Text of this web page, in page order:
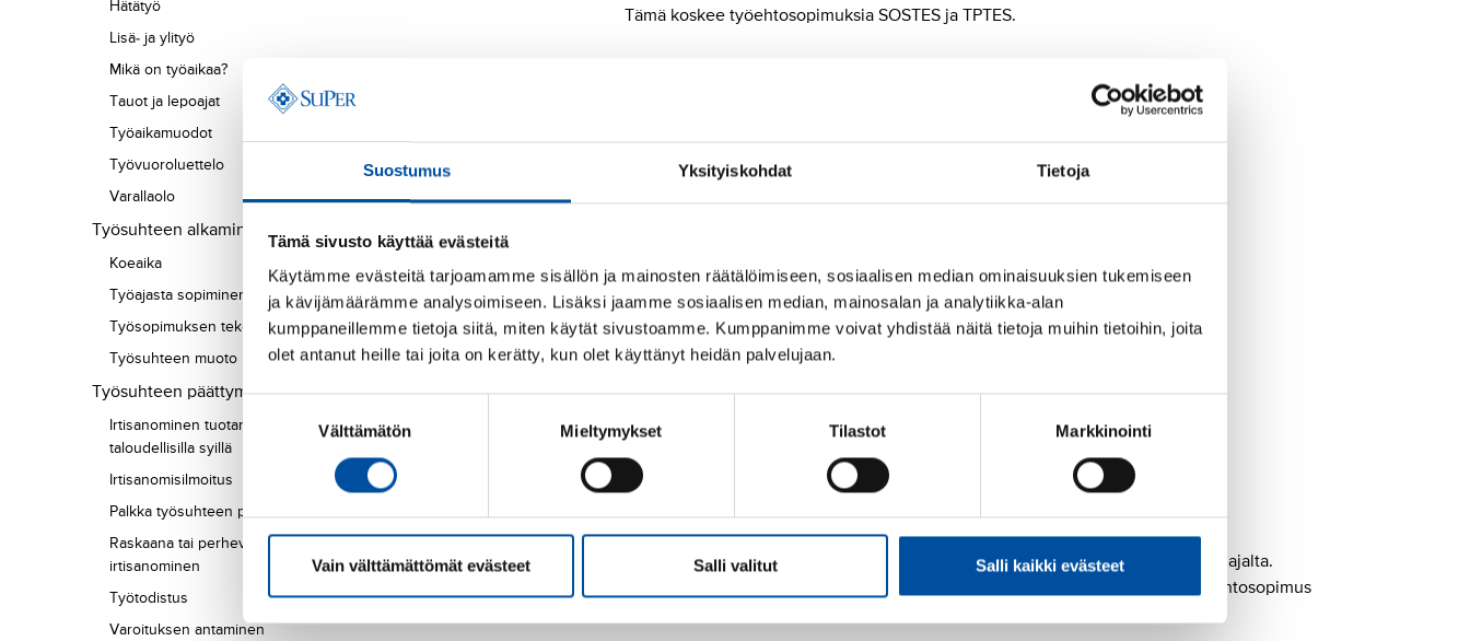
Suostumus Yksityiskohdat Tietoja
Tämä sivusto käyttää evästeitä
Käytämme evästeitä tarjoamamme sisällön ja mainosten räätälöimiseen, sosiaalisen median ominaisuuksien tukemiseen
ja kävijämäärämme analysoimiseen. Lisäksi jaamme sosiaalisen median, mainosalan ja analytiikka-alan
kumppaneillemme tietoja siitä, miten käytät sivustoamme. Kumppanimme voivat yhdistää näitä tietoja muihin tietoihin, joita
olet antanut heille tai joita on kerätty, kun olet käyttänyt heidän palvelujaan.
Välttämätön Mieltymykset Tilastot Markkinointi
Vain välttämättömät evästeet Salli valitut Salli kaikki evästeet
Hätätyö
Lisä- ja ylityö
Mikä on työaikaa?
Tauot ja lepoajat
Työaikamuodot
Työvuoroluettelo
Varallaolo
Työsuhteen alkaminen
Koeaika
Työajasta sopiminen
Työsopimuksen tekeminen
Työsuhteen muoto
Työsuhteen päättyminen
Irtisanominen tuotannollisilla tai
taloudellisilla syillä
Irtisanomisilmoitus
Palkka työsuhteen päättyessä
Raskaana tai perhevapaalla olevan
irtisanominen
Työtodistus
Varoituksen antaminen
Tämä koskee työehtosopimuksia SOSTES ja TPTES.
Loman kertyminen vapaiden ja
poissaolojen aikana
Vuosilomaa kertyy varsinaisten työpäivien ja -tuntien lisäksi myös tietyiltä
Lomaa kertyy esimerkiksi:
vuosilomalla
lomarahavapaalla
opintovapaalla.
Kaikkien näiden vapaiden ja poissaolojen ajalta lomaa ei kerry koko poissaolon ajalta.
Siihen, kuinka pitkältä poissaoloajalta lomaa kertyy, vaikuttaa sovellettava työehtosopimus